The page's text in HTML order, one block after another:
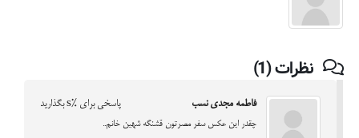
نظرات (1)
فاطمه مجدی نسب پاسخی برای %s بگذارید
چقدر این عکس سفر مصرتون قشنگه شهین خانم..